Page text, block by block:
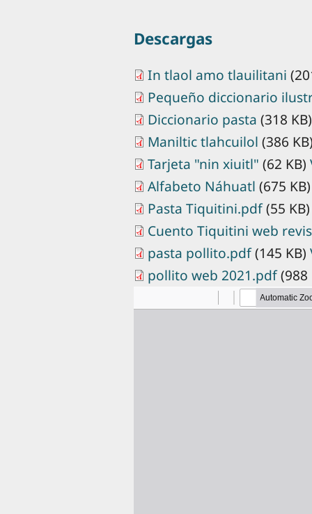
Descargas
In tlaol amo tlauilitani
Pequeño diccionario
Diccionario pasta (318
Maniltic tlahcuilol (386
Tarjeta "nin xiuitl" (62 KB)
Alfabeto Náhuatl (675
Pasta Tiquitini.pdf(55
Cuento Tiquitini web
pasta pollito.pdf(145 KB)
pollito web 2021.pdf(988